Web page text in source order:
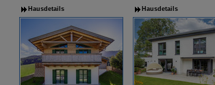
Hausdetails
Hausdetails